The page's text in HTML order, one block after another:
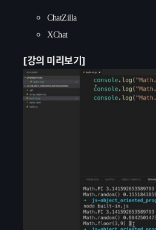
ChatZilla
XChat
[강의 미리보기]